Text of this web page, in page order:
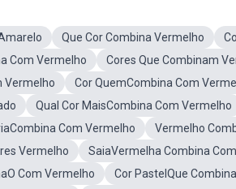
Que Cor Combina Vermelho
Com Vermelho
Cores Que Combinam
Vermelho
Cor QuemCombina Com
Qual Cor MaisCombina Com Vermelho
Com Vermelho
Vermelho
Vermelho
SaiaVermelha Combina
Com Vermelho
Cor PastelQue